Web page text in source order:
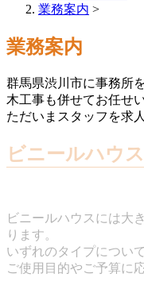
業務案内 >
業務案内
群馬県渋川市に事務所
木工事も併せてお任せ
ただいまスタッフを求
ビニールハウ
ビニールハウスには大
ります。
いずれのタイプについ
ご使用目的やご予算に